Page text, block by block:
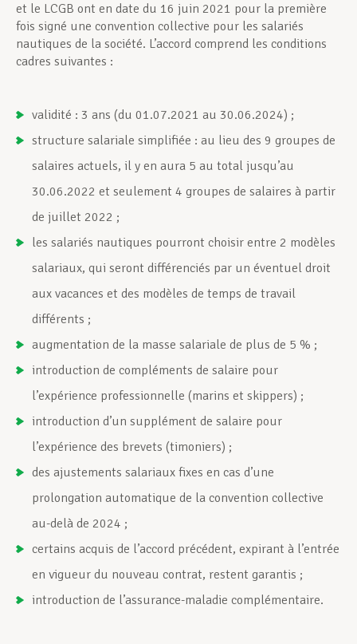
et le LCGB ont en date du 16 juin 2021 pour la première
fois signé une convention collective pour les salariés
nautiques de la société. L’accord comprend les conditions
cadres suivantes :
validité : 3 ans (du 01.07.2021 au 30.06.2024) ;
structure salariale simplifiée : au lieu des 9 groupes de
salaires actuels, il y en aura 5 au total jusqu’au
30.06.2022 et seulement 4 groupes de salaires à partir
de juillet 2022 ;
les salariés nautiques pourront choisir entre 2 modèles
salariaux, qui seront différenciés par un éventuel droit
aux vacances et des modèles de temps de travail
différents ;
augmentation de la masse salariale de plus de 5 % ;
introduction de compléments de salaire pour
l’expérience professionnelle (marins et skippers) ;
introduction d’un supplément de salaire pour
l’expérience des brevets (timoniers) ;
des ajustements salariaux fixes en cas d’une
prolongation automatique de la convention collective
au-delà de 2024 ;
certains acquis de l’accord précédent, expirant à l’entrée
en vigueur du nouveau contrat, restent garantis ;
introduction de l’assurance-maladie complémentaire.